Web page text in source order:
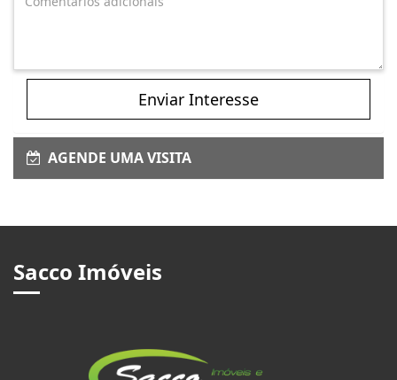
Enviar Interesse
AGENDE UMA VISITA
Sacco Imóveis